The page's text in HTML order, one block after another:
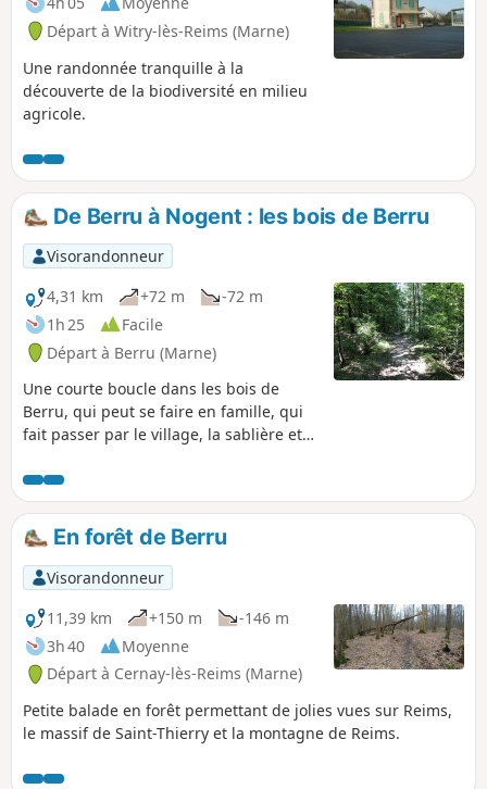
Départ à Witry-lès-Reims (Marne)
Une randonnée tranquille à la
découverte de la biodiversité en milieu
agricole.
De Berru à Nogent : les bois de Berru
Visorandonneur
4,31 km
+72 m
-72 m
1h 25
Facile
Départ à Berru (Marne)
Une courte boucle dans les bois de
Berru, qui peut se faire en famille, qui
fait passer par le village, la sablière et
En forêt de Berru
Visorandonneur
11,39 km
+150 m
-146 m
3h 40
Moyenne
Départ à Cernay-lès-Reims (Marne)
Petite balade en forêt permettant de jolies vues sur Reims,
le massif de Saint-Thierry et la montagne de Reims.